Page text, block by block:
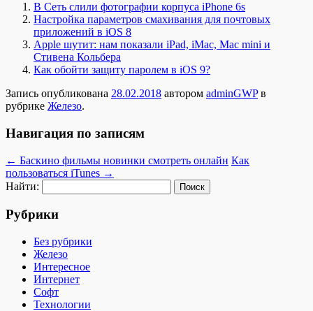
В Сеть слили фотографии корпуса iPhone 6s
Настройка параметров смахивания для почтовых
приложений в iOS 8
Apple шутит: нам показали iPad, iMac, Mac mini и
Стивена Кольбера
Как обойти защиту паролем в iOS 9?
Запись опубликована 28.02.2018 автором adminGWPв
рубрике Железо.
Навигация по записям
← Баскино фильмы новинки смотреть онлайн Как
пользоваться iTunes →
Найти:
Рубрики
Без рубрики
Железо
Интересное
Интернет
Софт
Технологии